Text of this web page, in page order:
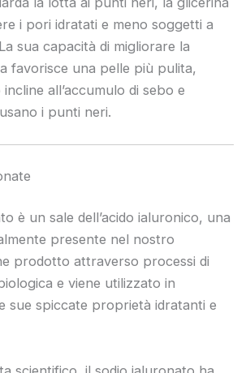
i pori idratati e meno soggetti a
sua capacità di migliorare la
favorisce una pelle più pulita,
all’accumulo di sebo e
i punti neri.
è un sale dell’acido ialuronico, una
presente nel nostro
prodotto attraverso processi di
e viene utilizzato in
sue spiccate proprietà idratanti e